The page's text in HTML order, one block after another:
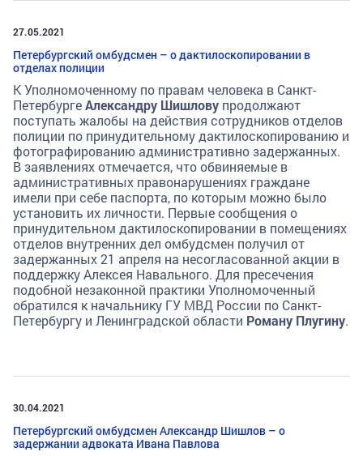
27.05.2021
Петербургский омбудсмен – о дактилоскопировании в
отделах полиции
К Уполномоченному по правам человека в Санкт-
ПетербургеАлександру Шишлову продолжают
поступать жалобы на действия сотрудников отделов
полиции по принудительному дактилоскопированию и
фотографированию административно задержанных.
В заявлениях отмечается, что обвиняемые в
административных правонарушениях граждане
имели при себе паспорта, по которым можно было
установить их личности. Первые сообщения о
принудительном дактилоскопировании в помещениях
отделов внутренних дел омбудсмен получил от
задержанных 21 апреля на несогласованной акции в
поддержку Алексея Навального. Для пресечения
подобной незаконной практики Уполномоченный
обратился к начальнику ГУ МВД России по Санкт-
Петербургу и Ленинградской области Роману Плугину.
30.04.2021
Петербургский омбудсмен Александр Шишлов – о
задержании адвоката Ивана Павлова